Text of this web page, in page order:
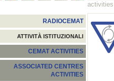
activities
RADIOCEMAT
ATTIVITÀ ISTITUZIONALI
CEMAT ACTIVITIES
ASSOCIATED CENTRES
ACTIVITIES